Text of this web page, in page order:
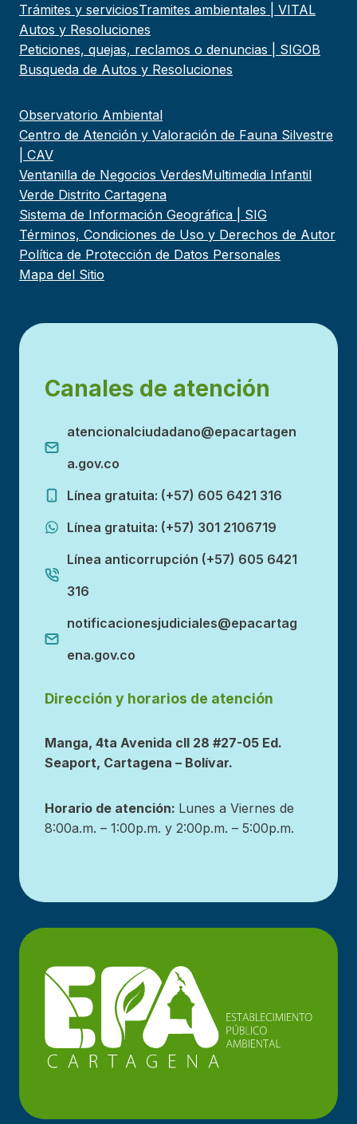
Trámites y serviciosTramites ambientales | VITAL
Autos y Resoluciones
Peticiones, quejas, reclamos o denuncias | SIGOB
Busqueda de Autos y Resoluciones
Observatorio Ambiental
Centro de Atención y Valoración de Fauna Silvestre
| CAV
Ventanilla de Negocios VerdesMultimedia Infantil
Verde Distrito Cartagena
Sistema de Información Geográfica | SIG
Términos, Condiciones de Uso y Derechos de Autor
Política de Protección de Datos Personales
Mapa del Sitio
Canales de atención
atencionalciudadano@epacartagen
a.gov.co
Línea gratuita: (+57) 605 6421 316
Línea gratuita: (+57) 301 2106719
Línea anticorrupción (+57) 605 6421
316
notificacionesjudiciales@epacartag
ena.gov.co
Dirección y horarios de atención
Manga, 4ta Avenida cll 28 #27-05 Ed.
Seaport, Cartagena – Bolívar.
Horario de atención: Lunes a Viernes de
8:00a.m. – 1:00p.m. y 2:00p.m. – 5:00p.m.